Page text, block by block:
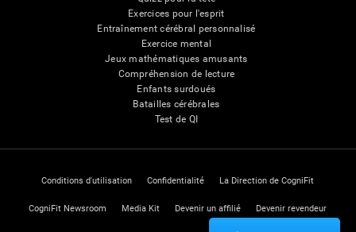
Exercices pour l'esprit
Entraînement cérébral personnalisé
Exercice mental
Jeux mathématiques amusants
Compréhension de lecture
Enfants surdoués
Batailles cérébrales
Test de QI
Conditions d'utilisation Confidentialité La Direction de CogniFit
CogniFit Newsroom Media Kit Devenir un affilié Devenir revendeur